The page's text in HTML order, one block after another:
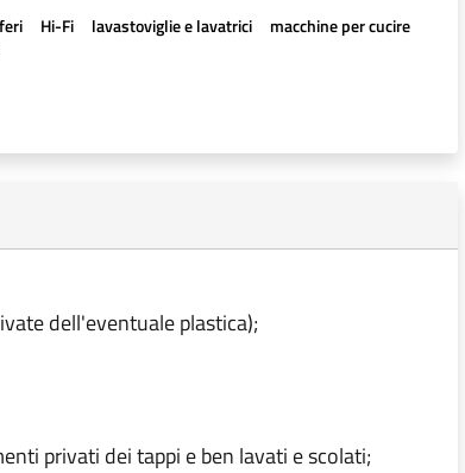
Hi-Fi lavastoviglie e lavatrici
macchine per cucire
dell'eventuale plastica);
privati dei tappi e ben lavati e scolati;